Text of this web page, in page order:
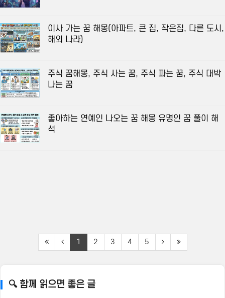
이사 가는 꿈 해몽(아파트, 큰 집, 작은집, 다른 도시,
해외 나라)
주식 꿈해몽, 주식 사는 꿈, 주식 파는 꿈, 주식 대박
나는 꿈
좋아하는 연예인 나오는 꿈 해몽 유명인 꿈 풀이 해
석
1 2 3 4 5
🔍 함께 읽으면 좋은 글